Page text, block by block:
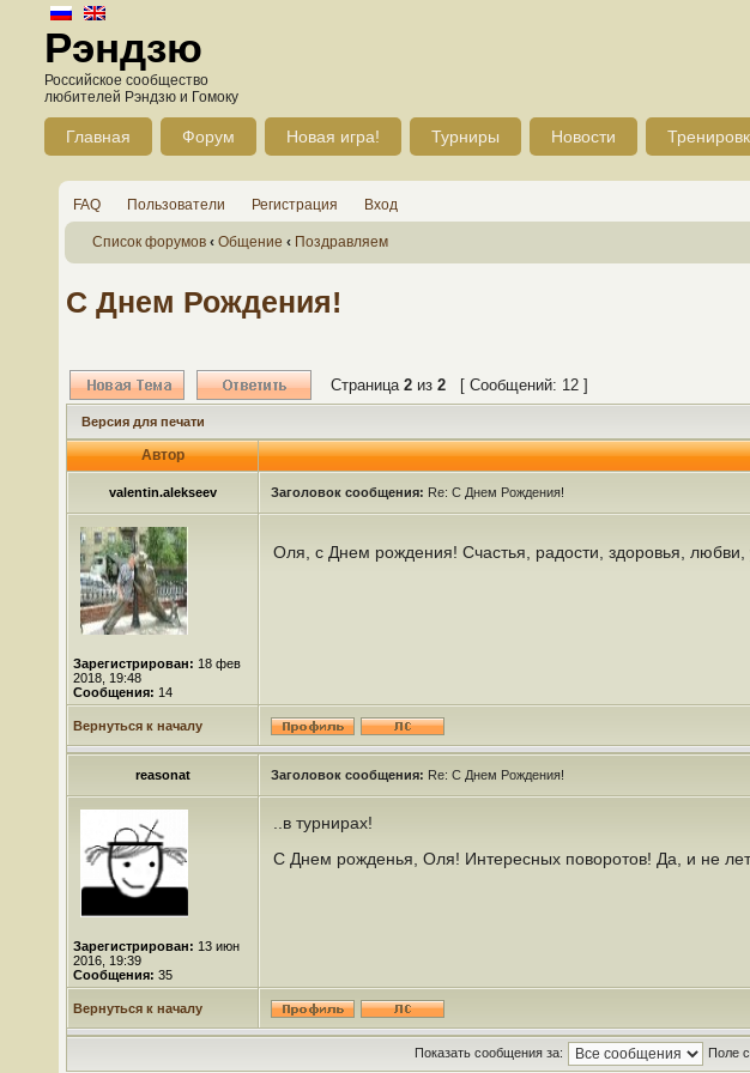
Рэндзю
Российское сообщество
любителей Рэндзю и Гомоку
Главная Форум Новая игра! Турниры Новости
FAQ Пользователи Регистрация Вход
Список форумов ‹ Общение ‹ Поздравляем
С Днем Рождения!
Страница 2 из 2 [ Сообщений: 12 ]
Версия для печати
Автор
valentin.alekseev Заголовок сообщения: Re: С Днем Рождения!
Зарегистрирован: 18 фев
2018, 19:48
Сообщения: 14
Оля, с Днем рождения! Счастья, радости, здоровья,
Вернуться к началу
reasonat Заголовок сообщения: Re: С Днем Рождения!
Зарегистрирован: 13 июн
2016, 19:39
Сообщения: 35
..в турнирах!
С Днем рожденья, Оля! Интересных поворотов! Да, и не
Вернуться к началу
Показать сообщения за: Поле